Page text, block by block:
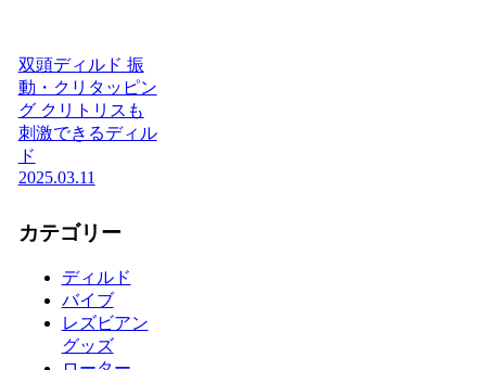
双頭ディルド 振
動・クリタッピン
グ クリトリスも
刺激できるディル
ド
2025.03.11
カテゴリー
ディルド
バイブ
レズビアン
グッズ